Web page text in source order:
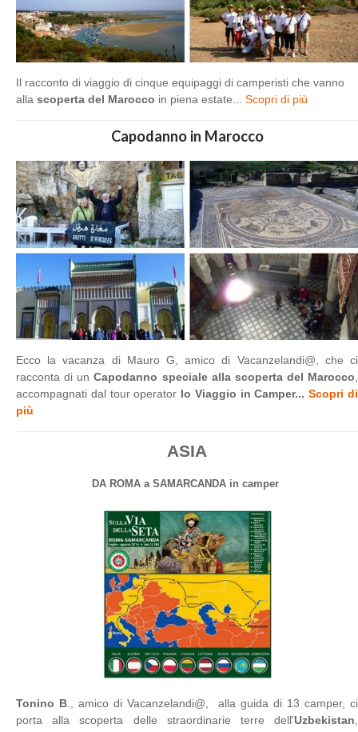
Il racconto di viaggio di cinque equipaggi di camperisti che vanno
alla scoperta del Marocco in piena estate... Scopri di più
Capodanno in Marocco
Ecco la vacanza di Mauro G, amico di Vacanzelandi@, che ci
racconta di unCapodanno speciale alla scoperta del Marocco
accompagnati dal tour operator Io Viaggio in Camper...Scopri di
più
ASIA
DA ROMA a SAMARCANDA in camper
Tonino B ., amico di Vacanzelandi@, alla guida di 13 camper, ci
porta alla scoperta delle straordinarie terre dell'Uzbekistan